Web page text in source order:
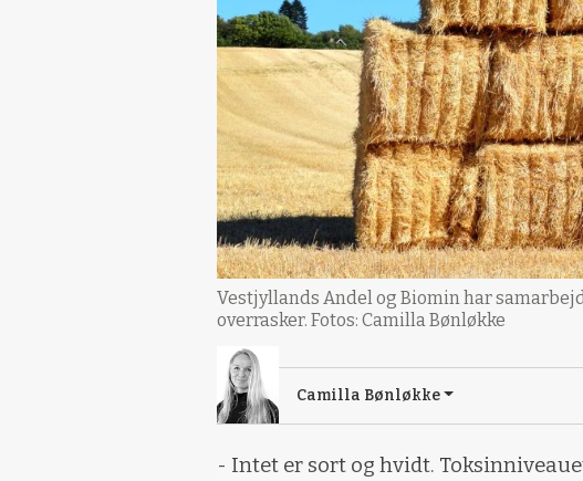
Vestjyllands Andel og Biomin har
overrasker. Fotos: Camilla Bønløkke
Camilla Bønløkke
- Intet er sort og hvidt.